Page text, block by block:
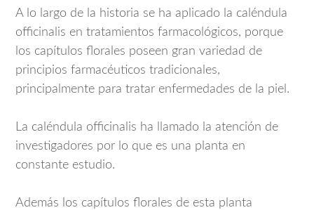
A lo largo de la historia se ha aplicado la caléndula
officinalis en tratamientos farmacológicos, porque
los capítulos florales poseen gran variedad de
principios farmacéuticos tradicionales,
principalmente para tratar enfermedades de la piel.
La caléndula officinalis ha llamado la atención de
investigadores por lo que es una planta en
constante estudio.
Además los capítulos florales de esta planta